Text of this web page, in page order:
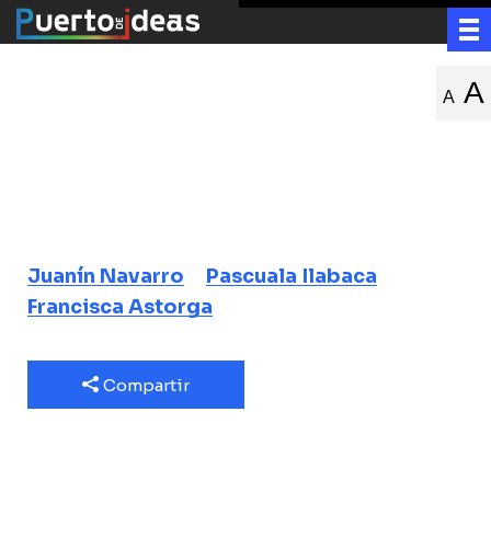
A A
Juanín Navarro
Pascuala Ilabaca
Francisca Astorga
Compartir